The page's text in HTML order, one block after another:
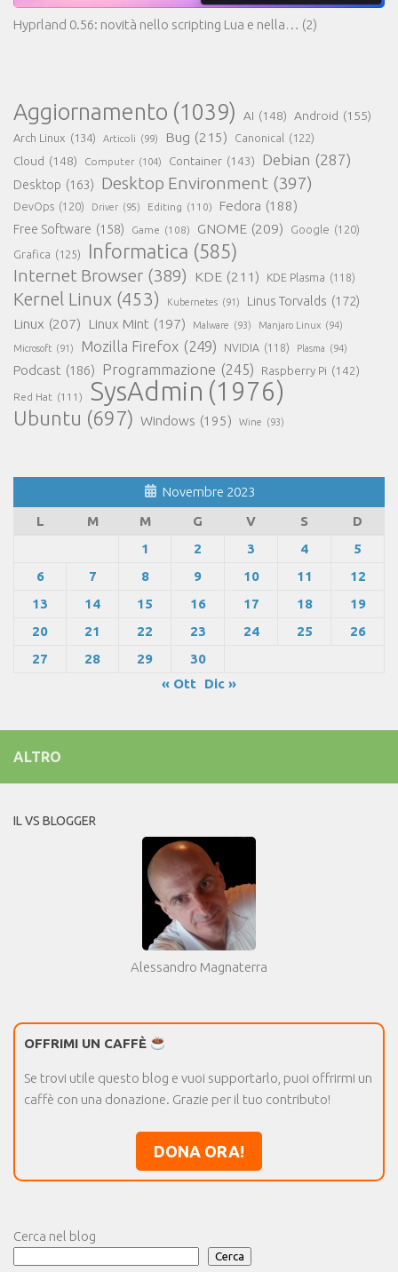
Hyprland 0.56: novità nello scripting Lua e nella… (2)
Aggiornamento (1039) AI (148) Android (155)
Arch Linux (134) Articoli (99) Bug (215) Canonical (122)
Cloud (148) Computer (104) Container (143) Debian (287)
Desktop (163) Desktop Environment (397)
DevOps (120) Driver (95) Editing (110) Fedora (188)
Free Software (158) Game (108) GNOME (209) Google (120)
Grafica (125) Informatica (585)
Internet Browser (389) KDE (211) KDE Plasma (118)
Kernel Linux (453) Kubernetes (91) Linus Torvalds (172)
Linux (207) Linux Mint (197) Malware (93) Manjaro Linux (94)
Microsoft (91) Mozilla Firefox (249) NVIDIA (118) Plasma (94)
Podcast (186) Programmazione (245) Raspberry Pi (142)
Red Hat (111) SysAdmin (1976)
Ubuntu (697) Windows (195) Wine (93)
Novembre 2023
L
M M G V S
D
1
2 3 4
5
6
7 8 9 10 11
12
13
14 15 16 17 18
19
20
21 22 23 24 25
26
27
28 29
30
« Ott
Dic »
ALTRO
IL VS BLOGGER
Alessandro Magnaterra
OFFRIMI UN CAFFÈ
Se trovi utile questo blog e vuoi supportarlo, puoi offrirmi un
caffè con una donazione. Grazie per il tuo contributo!
DONA ORA!
Cerca nel blog
Cerca